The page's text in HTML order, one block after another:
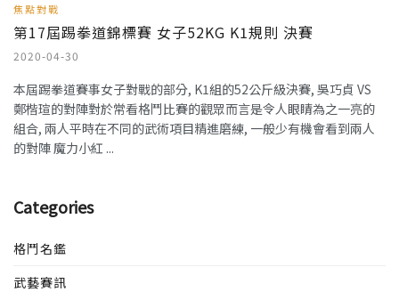
焦點對戰
第17屆踢拳道錦標賽 女子52KG K1規則 決賽
2020-04-30
本屆踢拳道賽事女子對戰的部分, K1組的52公斤級決賽, 吳巧貞 VS
鄭楷瑄的對陣對於常看格鬥比賽的觀眾而言是令人眼睛為之一亮的
組合, 兩人平時在不同的武術項目精進磨練, 一般少有機會看到兩人
的對陣 魔力小紅 ...
Categories
格鬥名鑑
武藝賽訊